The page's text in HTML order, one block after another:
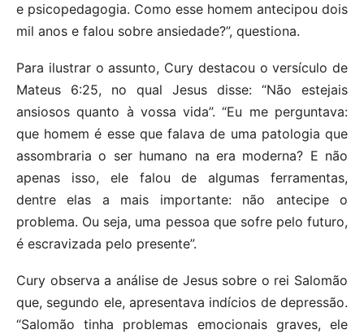
e psicopedagogia. Como esse homem antecipou dois
mil anos e falou sobre ansiedade?”, questiona.
Para ilustrar o assunto, Cury destacou o versículo de
Mateus 6:25, no qual Jesus disse: “Não estejais
ansiosos quanto à vossa vida”. “Eu me perguntava:
que homem é esse que falava de uma patologia que
assombraria o ser humano na era moderna? E não
apenas isso, ele falou de algumas ferramentas,
dentre elas a mais importante: não antecipe o
problema. Ou seja, uma pessoa que sofre pelo futuro,
é escravizada pelo presente”.
Cury observa a análise de Jesus sobre o rei Salomão
que, segundo ele, apresentava indícios de depressão.
“Salomão tinha problemas emocionais graves, ele